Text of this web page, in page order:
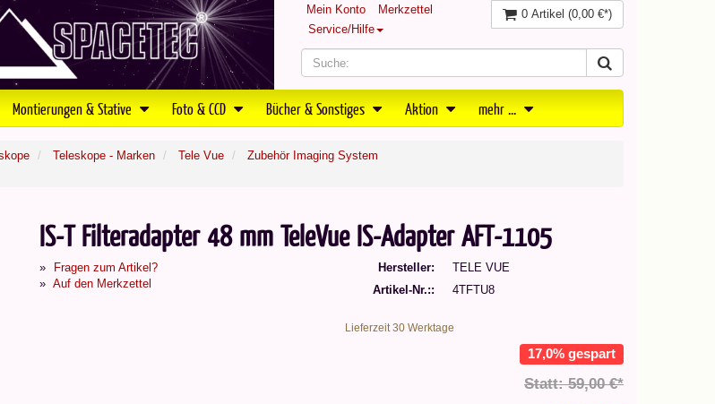
Mein Konto
Merkzettel
Service/Hilfe
0 Artikel (0,00 €*)
Montierungen & Stative Foto & CCD Bücher & Sonstiges Aktion mehr ...
Teleskope - Marken Tele Vue
Zubehör Imaging System
IS-T Filteradapter 48 mm TeleVue IS-Adapter AFT-1105
Fragen zum Artikel?
Auf den Merkzettel
Hersteller
TELE VUE
Artikel-Nr.:
4TFTU8
Lieferzeit 30 Werktage
17,0% gespart
Statt: 59,00 €*